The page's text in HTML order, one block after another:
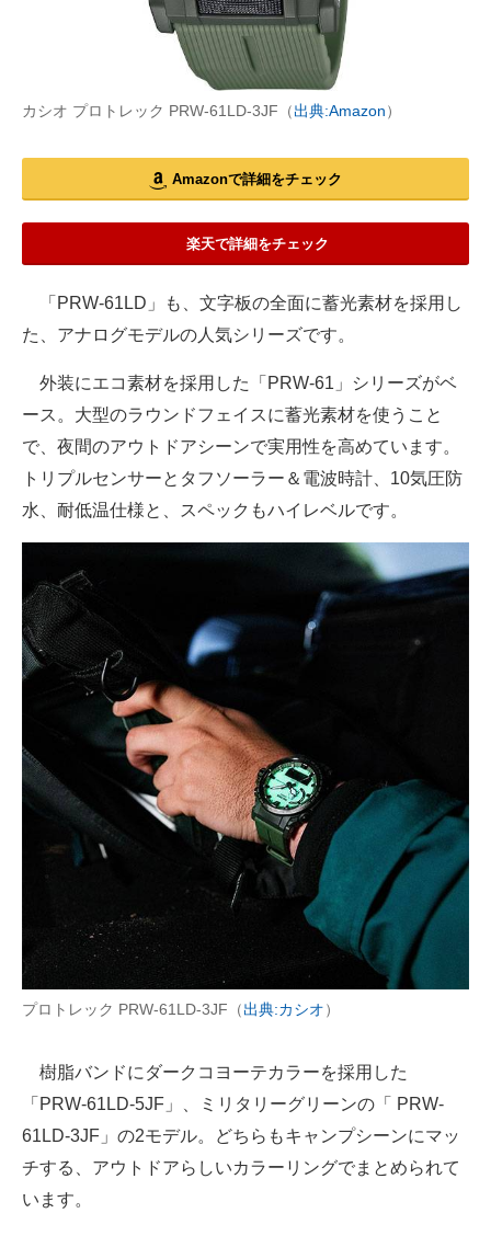
カシオ プロトレック PRW-61LD-3JF（出典:Amazon）
Amazonで詳細をチェック
楽天で詳細をチェック
「PRW-61LD」も、文字板の全面に蓄光素材を採用し
た、アナログモデルの人気シリーズです。
外装にエコ素材を採用した「PRW-61」シリーズがベ
ース。大型のラウンドフェイスに蓄光素材を使うこと
で、夜間のアウトドアシーンで実用性を高めています。
トリプルセンサーとタフソーラー＆電波時計、10気圧防
水、耐低温仕様と、スペックもハイレベルです。
プロトレック PRW-61LD-3JF（出典:カシオ）
樹脂バンドにダークコヨーテカラーを採用した
「PRW-61LD-5JF」、ミリタリーグリーンの「 PRW-
61LD-3JF」の2モデル。どちらもキャンプシーンにマッ
チする、アウトドアらしいカラーリングでまとめられて
います。